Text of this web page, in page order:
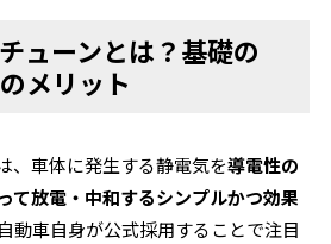
ューンとは？基礎の
メリット
、車体に発生する静電気を導電性の
て放電・中和するシンプルかつ効果
動車自身が公式採用することで注目